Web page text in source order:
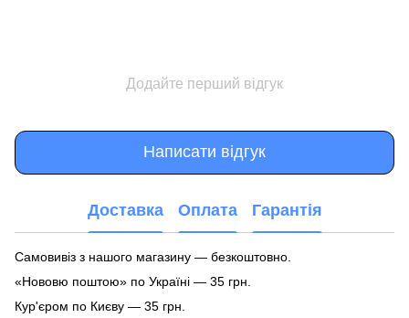
Додайте перший відгук
Написати відгук
Доставка Оплата Гарантія
Самовивіз з нашого магазину — безкоштовно.
«Нововю поштою» по Україні — 35 грн.
Кур'єром по Києву — 35 грн.